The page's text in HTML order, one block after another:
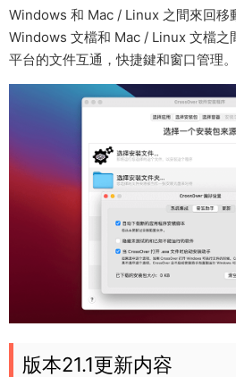
Windows 和 Mac / Linux 之間來回移
Windows 文檔和 Mac / Linux 文檔之
平台的文件互通，快捷鍵和窗口管理。
版本21.1更新内容